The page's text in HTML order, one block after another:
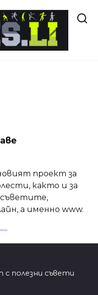
проект за
както и за
а именно www.
с полезни съвети